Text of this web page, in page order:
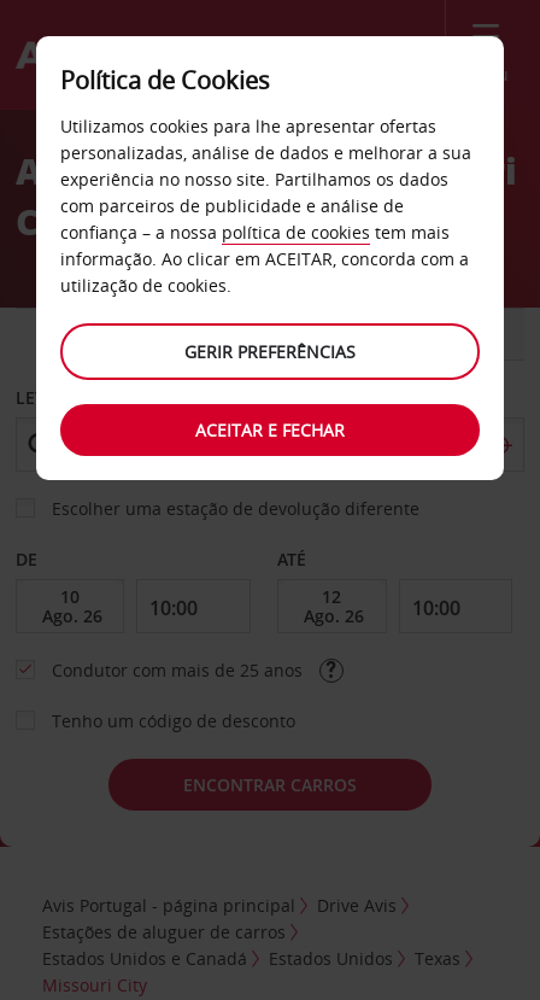
Menu
Welcome
AvisAluguer de carros Missouri
City
CARRO COMERCIAIS
LEVANTAR EM
Escolher uma estação de devolução diferente
DE ATÉ
Condutor com mais de 25 anos
Tenho um código de desconto
ENCONTRAR CARROS
Avis Portugal - página principal
Drive Avis
Estações de aluguer de carros
Estados Unidos e Canadá
Estados Unidos
Texas
Missouri City
Política de Cookies
Utilizamos cookies para lhe apresentar ofertas
personalizadas, análise de dados e melhorar a sua
experiência no nosso site. Partilhamos os dados
com parceiros de publicidade e análise de
confiança – a nossa política de cookies tem mais
informação. Ao clicar em ACEITAR, concorda com a
utilização de cookies.
GERIR PREFERÊNCIAS
ACEITAR E FECHAR